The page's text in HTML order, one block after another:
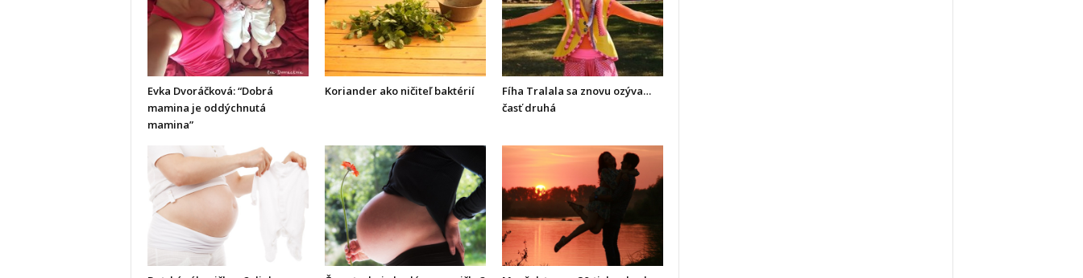
Evka Dvoráčková: “Dobrá
mamina je oddýchnutá
mamina”
Koriander ako ničiteľ baktérií
Fíha Tralala sa znovu ozýva…
časť druhá